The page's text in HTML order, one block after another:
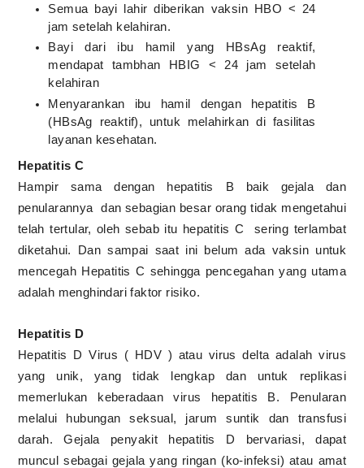
Semua bayi lahir diberikan vaksin HBO < 24
jam setelah kelahiran.
Bayi dari ibu hamil yang HBsAg reaktif,
mendapat tambhan HBIG < 24 jam setelah
kelahiran
Menyarankan ibu hamil dengan hepatitis B
(HBsAg reaktif), untuk melahirkan di fasilitas
layanan kesehatan.
Hepatitis C
Hampir sama dengan hepatitis B baik gejala dan
penularannya dan sebagian besar orang tidak mengetahui
telah tertular, oleh sebab itu hepatitis C
sering terlambat
diketahui. Dan sampai saat ini belum ada vaksin untuk
mencegah Hepatitis C sehingga pencegahan yang utama
adalah menghindari faktor risiko.
Hepatitis D
Hepatitis D Virus ( HDV ) atau virus delta adalah virus
yang unik, yang tidak lengkap dan untuk replikasi
memerlukan keberadaan virus hepatitis B. Penularan
melalui hubungan seksual, jarum suntik dan transfusi
darah. Gejala penyakit hepatitis D bervariasi, dapat
muncul sebagai gejala yang ringan (ko-infeksi) atau amat